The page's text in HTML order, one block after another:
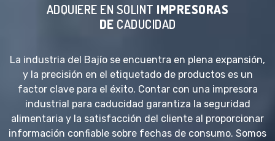
ADQUIERE EN SOLINT IMPRESORAS
DE CADUCIDAD
La industria del Bajío se encuentra en plena expansión,
y la precisión en el etiquetado de productos es un
factor clave para el éxito. Contar con una impresora
industrial para caducidad garantiza la seguridad
alimentaria y la satisfacción del cliente al proporcionar
información confiable sobre fechas de consumo. Somos